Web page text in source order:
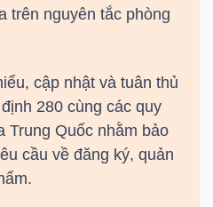
trên nguyên tắc phòng
cập nhật và tuân thủ
280 cùng các quy
Trung Quốc nhằm bảo
cầu về đăng ký, quản